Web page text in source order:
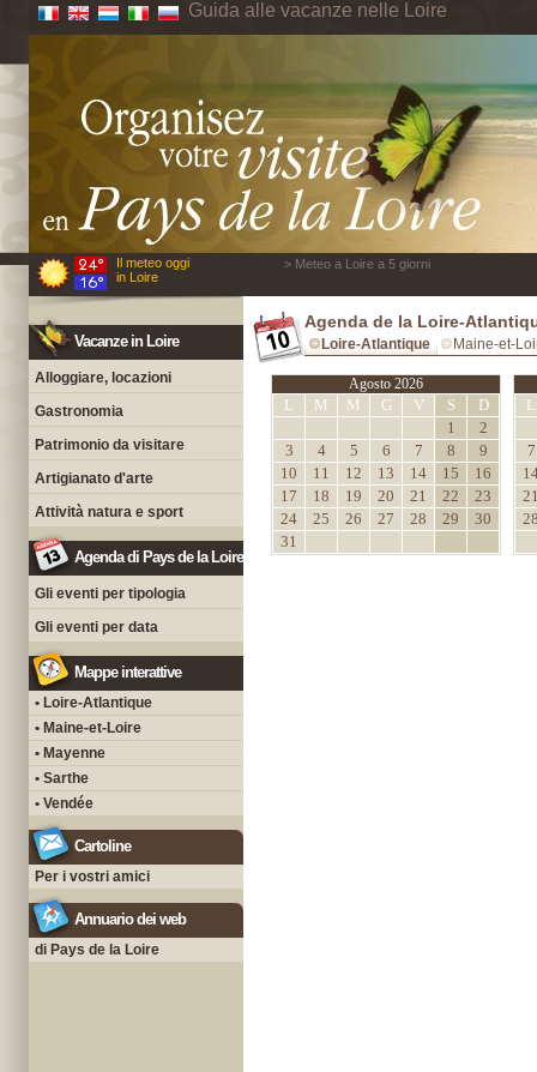
Guida alle vacanze nelle Loire
Il meteo oggi
in Loire
> Meteo a Loire a 5 giorni
Vacanze in Loire
Alloggiare, locazioni
Gastronomia
Patrimonio da visitare
Artigianato d'arte
Attività natura e sport
Agenda di Pays de la Loire
Gli eventi per tipologia
Gli eventi per data
Mappe interattive
• Loire-Atlantique
• Maine-et-Loire
• Mayenne
• Sarthe
• Vendée
Cartoline
Per i vostri amici
Annuario dei web
di Pays de la Loire
Agenda de la Loire-
Loire-Atlantique Maine-et-
Agosto 2026
L M M G V S
D
1
2
3
4 5 6 7 8
9
10
11 12 13 14 15
16
17
18 19 20 21 22
23
24
25 26 27 28 29
30
31
L
7